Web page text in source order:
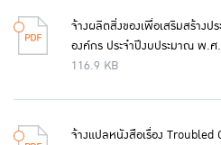
จ้างผลิตสิ่งของเพื่อเสริมสร้าง
องค์กร ประจำปีงบประมาณ พ.ศ
116.9 KB
จ้างแปลหนังสือเรื่อง